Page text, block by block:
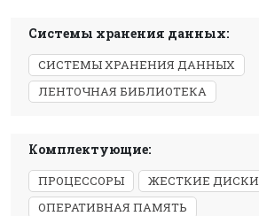
Системы хранения данных:
СИСТЕМЫ ХРАНЕНИЯ ДАННЫХ
ЛЕНТОЧНАЯ БИБЛИОТЕКА
Комплектующие:
ПРОЦЕССОРЫ
ЖЕСТКИЕ ДИСКИ
ОПЕРАТИВНАЯ ПАМЯТЬ